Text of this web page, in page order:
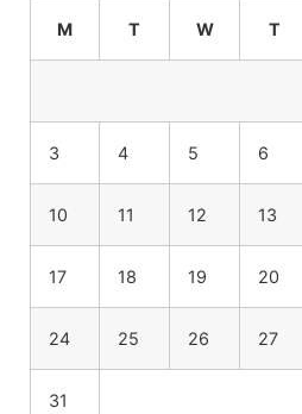
M T W T
3 4 5 6
10 11 12 13
17 18 19 20
24 25 26 27
31